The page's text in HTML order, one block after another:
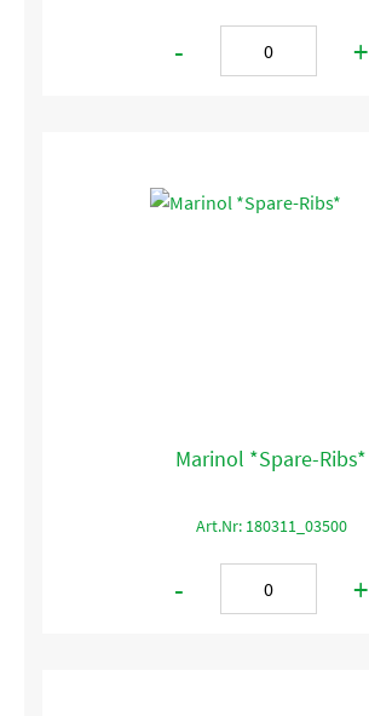
- +
Marinol *Spare-Ribs*
Art.Nr: 180311_03500
- +